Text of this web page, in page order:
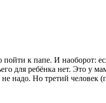
к папе. И наоборот:
для ребёнка нет. Это у
надо. Но третий